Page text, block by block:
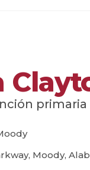
primaria
Moody,